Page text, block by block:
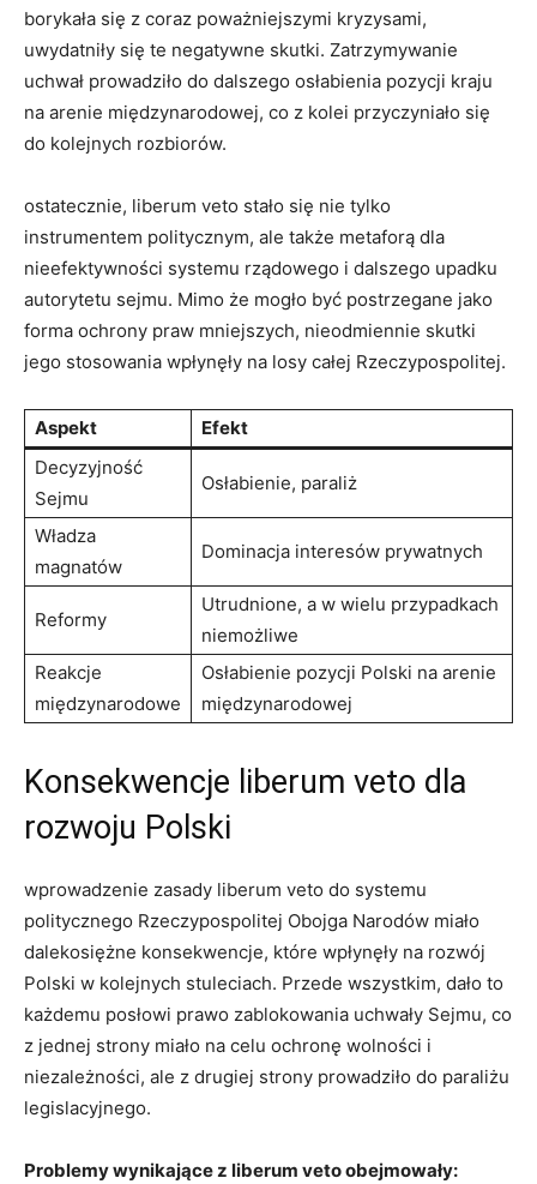
borykała się ‍z coraz poważniejszymi kryzysami,
uwydatniły się te negatywne skutki. Zatrzymywanie
uchwał prowadziło ​do dalszego osłabienia pozycji kraju
na arenie międzynarodowej, co z kolei przyczyniało się
do kolejnych rozbiorów.
ostatecznie,⁢ liberum veto stało się ⁣nie ​tylko
instrumentem ‌politycznym, ale ⁤także metaforą dla​
nieefektywności systemu rządowego ‌i ⁣dalszego upadku
⁤autorytetu⁣ sejmu. Mimo że mogło być⁢ postrzegane jako
⁢forma ⁢ochrony​ praw mniejszych, ‍nieodmiennie ‌skutki
jego stosowania wpłynęły na‍ losy całej Rzeczypospolitej.
Aspekt
Efekt
Decyzyjność
Sejmu
Osłabienie,⁣ paraliż
Władza
⁤magnatów
Dominacja interesów⁣ prywatnych
Reformy
Utrudnione, a w wielu przypadkach
niemożliwe
Reakcje
‍międzynarodowe
Osłabienie pozycji Polski na arenie⁢
międzynarodowej
Konsekwencje ‌liberum veto ⁤dla
rozwoju Polski
wprowadzenie‍ zasady liberum veto do systemu
politycznego Rzeczypospolitej Obojga Narodów miało
dalekosiężne konsekwencje, które wpłynęły na rozwój
Polski w kolejnych ‌stuleciach. Przede wszystkim, dało to
⁢każdemu posłowi prawo zablokowania uchwały Sejmu,⁤ co⁣
z jednej strony miało na celu ochronę wolności i
niezależności, ale z drugiej strony prowadziło do paraliżu
legislacyjnego.
Problemy wynikające z liberum veto obejmowały: